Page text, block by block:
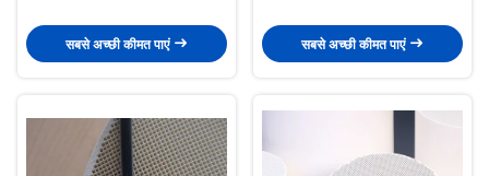
सबसे अच्छी कीमत पाएं सबसे अच्छी कीमत पाएं